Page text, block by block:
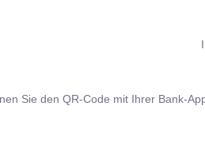
Sie den QR-Code mit Ihrer Bank-